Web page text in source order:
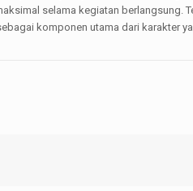
selama kegiatan berlangsung.
komponen utama dari karakter